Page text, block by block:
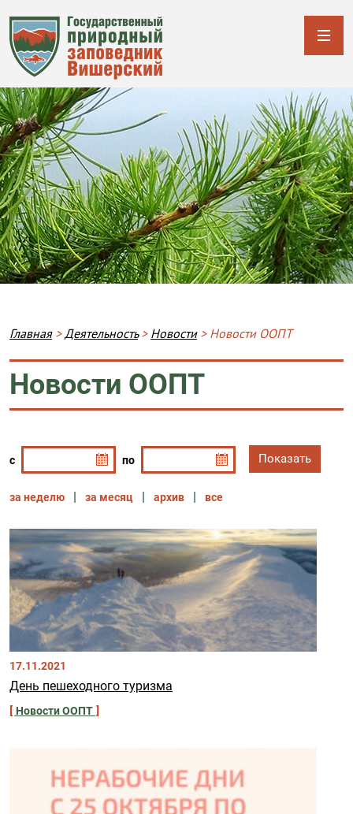
Строка навигации
Главная Деятельность Новости Новости ООПТ
Новости ООПТ
с по
за неделю за месяц архив все
17.11.2021
День пешеходного туризма
Новости ООПТ